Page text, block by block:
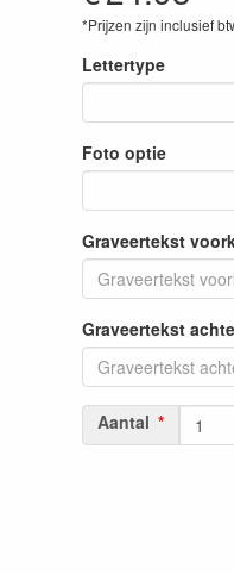
*Prijzen zijn inclusief
Lettertype
Foto optie
Graveertekst
Graveertekst
Aantal